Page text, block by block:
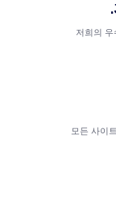
저희의
모든 사이